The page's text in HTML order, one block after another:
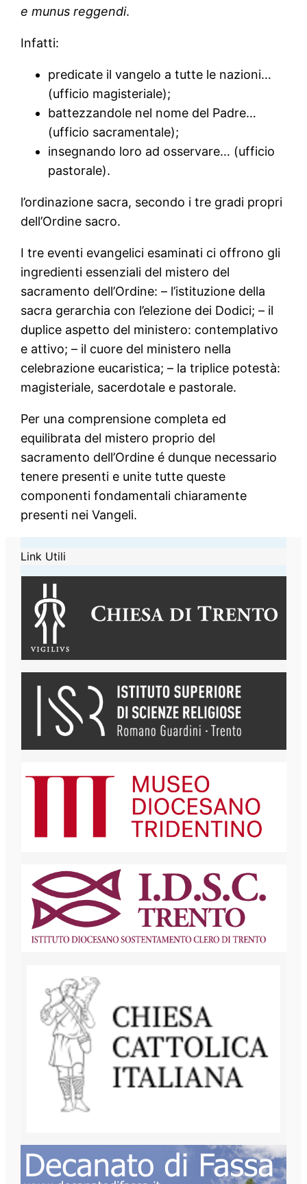
e munus reggendi.
Infatti:
predicate il vangelo a tutte le nazioni…
(ufficio magisteriale);
battezzandole nel nome del Padre…
(ufficio sacramentale);
insegnando loro ad osservare… (ufficio
pastorale).
l’ordinazione sacra, secondo i tre gradi propri
dell’Ordine sacro.
I tre eventi evangelici esaminati ci offrono gli
ingredienti essenziali del mistero del
sacramento dell’Ordine: – l’istituzione della
sacra gerarchia con l’elezione dei Dodici; – il
duplice aspetto del ministero: contemplativo
e attivo; – il cuore del ministero nella
celebrazione eucaristica; – la triplice potestà:
magisteriale, sacerdotale e pastorale.
Per una comprensione completa ed
equilibrata del mistero proprio del
sacramento dell’Ordine é dunque necessario
tenere presenti e unite tutte queste
componenti fondamentali chiaramente
presenti nei Vangeli.
Link Utili